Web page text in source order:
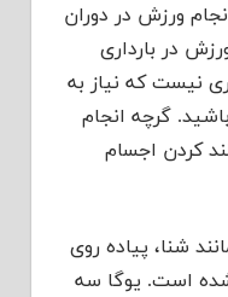
ورزش در دوران
در بارداری
نیست که نیاز به
گرچه انجام
کردن اجسام
شنا، پیاده روی
است. یوگا سه